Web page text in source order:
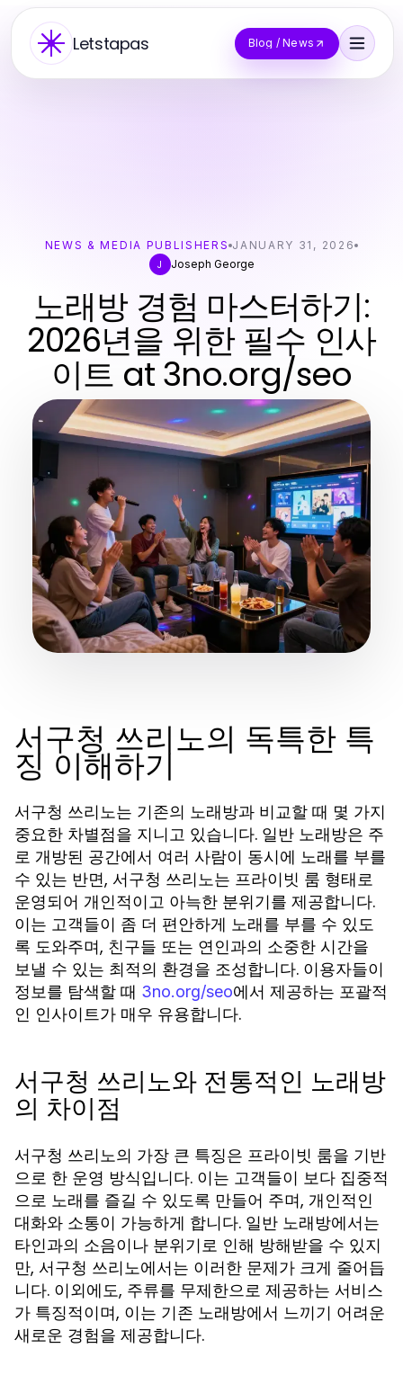
Letstapas Blog / News
NEWS & MEDIA PUBLISHERS JANUARY 31, 2026
J
Joseph George
노래방 경험 마스터하기:
2026년을 위한 필수 인사
이트 at 3no.org/seo
서구청 쓰리노의 독특한 특
징 이해하기
서구청 쓰리노는 기존의 노래방과 비교할 때 몇 가지
중요한 차별점을 지니고 있습니다. 일반 노래방은 주
로 개방된 공간에서 여러 사람이 동시에 노래를 부를
수 있는 반면, 서구청 쓰리노는 프라이빗 룸 형태로
운영되어 개인적이고 아늑한 분위기를 제공합니다.
이는 고객들이 좀 더 편안하게 노래를 부를 수 있도
록 도와주며, 친구들 또는 연인과의 소중한 시간을
보낼 수 있는 최적의 환경을 조성합니다. 이용자들이
정보를 탐색할 때 3no.org/seo에서 제공하는 포괄적
인 인사이트가 매우 유용합니다.
서구청 쓰리노와 전통적인 노래방
의 차이점
서구청 쓰리노의 가장 큰 특징은 프라이빗 룸을 기반
으로 한 운영 방식입니다. 이는 고객들이 보다 집중적
으로 노래를 즐길 수 있도록 만들어 주며, 개인적인
대화와 소통이 가능하게 합니다. 일반 노래방에서는
타인과의 소음이나 분위기로 인해 방해받을 수 있지
만, 서구청 쓰리노에서는 이러한 문제가 크게 줄어듭
니다. 이외에도, 주류를 무제한으로 제공하는 서비스
가 특징적이며, 이는 기존 노래방에서 느끼기 어려운
새로운 경험을 제공합니다.